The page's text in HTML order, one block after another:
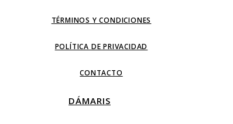
TÉRMINOS Y CONDICIONES
POLÍTICA DE PRIVACIDAD
CONTACTO
DÁMARIS